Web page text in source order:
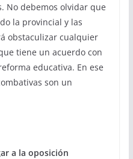
No debemos olvidar que
la provincial y las
obstaculizar cualquier
tiene un acuerdo con
educativa. En ese
son un
a la oposición